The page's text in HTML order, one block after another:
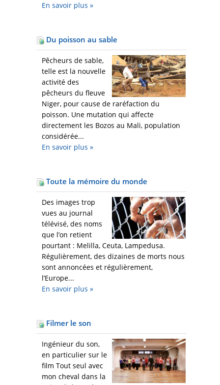
En savoir plus »
Du poisson au sable
Pêcheurs de sable,
telle est la nouvelle
activité des
pêcheurs du fleuve
Niger, pour cause de raréfaction du
poisson. Une mutation qui affecte
directement les Bozos au Mali, population
considérée...
En savoir plus »
Toute la mémoire du monde
Des images trop
vues au journal
télévisé, des noms
que l’on retient
pourtant : Melilla, Ceuta, Lampedusa.
Régulièrement, des dizaines de morts nous
sont annoncées et régulièrement,
l’Europe...
En savoir plus »
Filmer le son
Ingénieur du son,
en particulier sur le
film Tout seul avec
mon cheval dans la